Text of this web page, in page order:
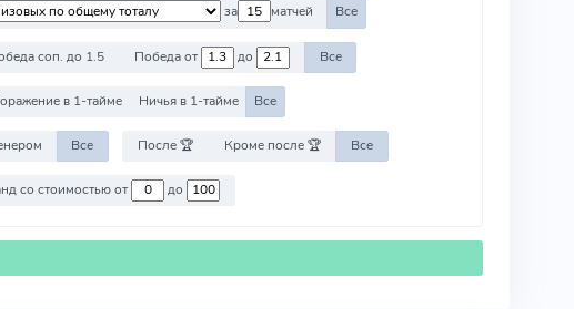
за матчей Все
соп. до 1.5 Победа от до Все
в 1-тайме Ничья в 1-тайме Все
Все После 🏆 Кроме после 🏆 Все
Против команд со стоимостью от до